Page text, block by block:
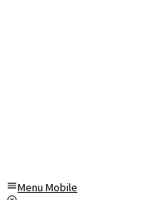
Menu Mobile